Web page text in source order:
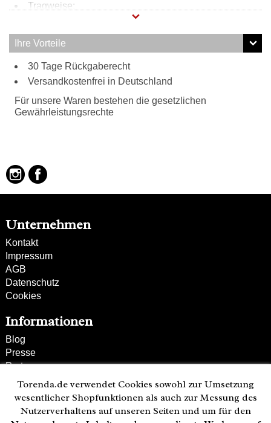
Tragweise:
Schulterriemen
Besonderheiten:
verstell- und abnehmbarer Schultergurt
Ihre Vorteile
30 Tage Rückgaberecht
Versandkostenfrei in Deutschland
Für unsere Waren bestehen die gesetzlichen
Gewährleistungsrechte
Unternehmen
Kontakt
Impressum
AGB
Datenschutz
Cookies
Informationen
Blog
Presse
Partner
Versand und Zahlung
Bestellung wiederrufen
Kunden-Hotline
Torenda.de verwendet Cookies sowohl zur Umsetzung
wesentlicher Shopfunktionen als auch zur Messung des
Nutzerverhaltens auf unseren Seiten und um für den